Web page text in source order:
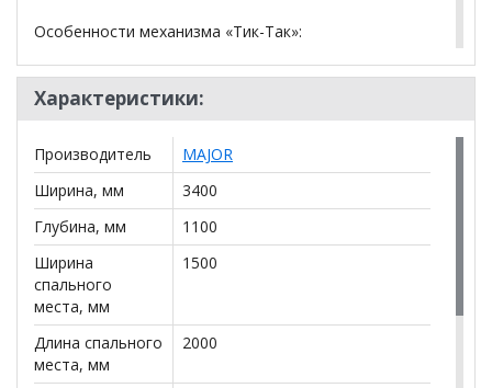
Особенности механизма «Тик-Так»:
— механизм без усилий выдвигает сиденье
большого дивана;
— благодаря отсутствию роликов сохраняется
— устройство не нуждается в дополнительных
деталях;
— система выдерживает нагрузку в 120 кг
Каркас:ДВП, Древесина хвойных пород, ДСП,
ЛДСП
Настил сиденья:
Синтепон
Наполнитель подушек:
Характеристики:
Производитель
MAJOR
Ширина, мм
3400
Глубина, мм
1100
Ширина
спального
места, мм
1500
Длина спального
места, мм
2000